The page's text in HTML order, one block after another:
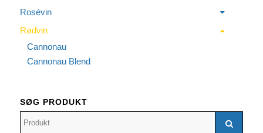
Rosévin
Rødvin
Cannonau
Cannonau Blend
SØG PRODUKT